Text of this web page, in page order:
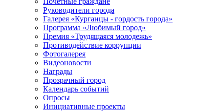
Руководители города
Галерея «Курганцы - гордость города»
Программа «Любимый город»
Премия «Трудящаяся молодежь»
Противодействие коррупции
Фотогалерея
Видеоновости
Награды
Прозрачный город
Календарь событий
Опросы
Инициативные проекты